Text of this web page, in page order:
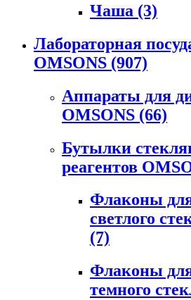
Чаша (3)
Лабораторная
OMSONS (907)
Аппараты для
OMSONS (66)
Бутылки
реагентов
Флаконы для
светлого
(7)
Флаконы для
темного